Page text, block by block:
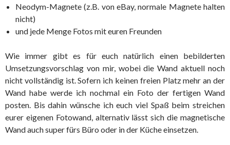
Neodym-Magnete (z.B. von eBay, normale Magnete halten
nicht)
und jede Menge Fotos mit euren Freunden
Wie immer gibt es für euch natürlich einen bebilderten
Umsetzungsvorschlag von mir, wobei die Wand aktuell noch
nicht vollständig ist. Sofern ich keinen freien Platz mehr an der
Wand habe werde ich nochmal ein Foto der fertigen Wand
posten. Bis dahin wünsche ich euch viel Spaß beim streichen
eurer eigenen Fotowand, alternativ lässt sich die magnetische
Wand auch super fürs Büro oder in der Küche einsetzen.